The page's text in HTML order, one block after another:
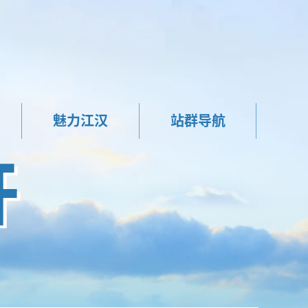
魅力江汉 站群导航